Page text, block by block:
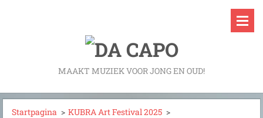
MAAKT MUZIEK VOOR JONG EN OUD!
Startpagina > KUBRA Art Festival 2025 >